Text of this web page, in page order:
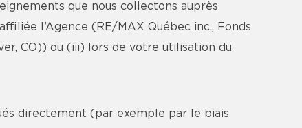
que nous collectons auprès
l’Agence (RE/MAX Québec inc., Fonds
CO)) ou (iii) lors de votre utilisation du
directement (par exemple par le biais